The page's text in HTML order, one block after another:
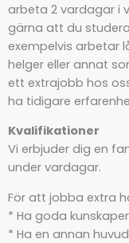
arbeta 2 vardagar i
gärna att du
exempelvis arbetar
helger eller annat
ett extrajobb hos
ha tidigare
Kvalifikationer
Vi erbjuder dig en
under vardagar.
För att jobba extra
* Ha goda
* Ha en annan